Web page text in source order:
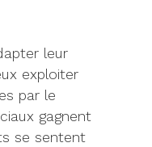
leur
exploiter
par le
gagnent
se sentent